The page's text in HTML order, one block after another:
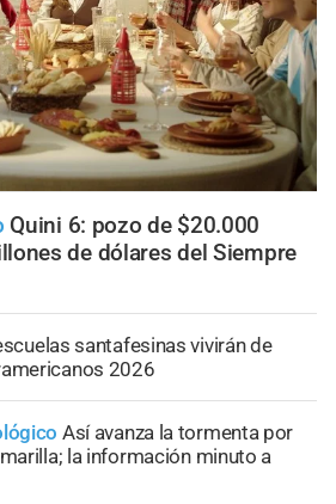
Quini 6: pozo de $20.000
de dólares del Siempre
santafesinas vivirán de
2026
Así avanza la tormenta por
la información minuto a